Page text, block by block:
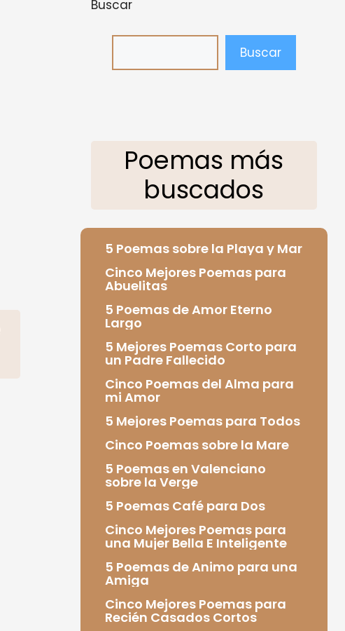
Buscar
Buscar
Poemas más
buscados
5 Poemas sobre la Playa y Mar
Cinco Mejores Poemas para
Abuelitas
5 Poemas de Amor Eterno
Largo
5 Mejores Poemas Corto para
un Padre Fallecido
Cinco Poemas del Alma para
mi Amor
5 Mejores Poemas para Todos
Cinco Poemas sobre la Mare
5 Poemas en Valenciano
sobre la Verge
5 Poemas Café para Dos
Cinco Mejores Poemas para
una Mujer Bella E Inteligente
5 Poemas de Animo para una
Amiga
Cinco Mejores Poemas para
Recién Casados Cortos